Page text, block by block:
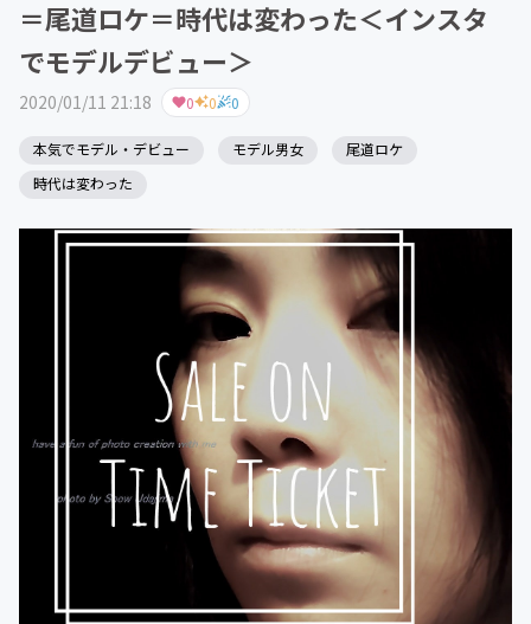
＝尾道ロケ＝時代は変わった＜インスタ
でモデルデビュー＞
2020/01/11 21:18 0 0 0
本気でモデル・デビュー モデル男女
尾道ロケ
時代は変わった